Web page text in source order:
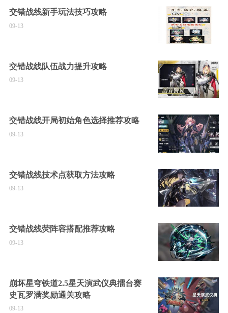
交错战线新手玩法技巧攻略
09-13
交错战线队伍战力提升攻略
09-13
交错战线开局初始角色选择推荐攻略
09-13
交错战线技术点获取方法攻略
09-13
交错战线荧阵容搭配推荐攻略
09-13
崩坏星穹铁道2.5星天演武仪典擂台赛
史瓦罗满奖励通关攻略
09-13